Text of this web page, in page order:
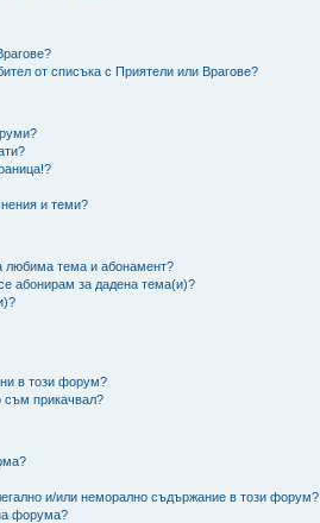
от списъка с Приятели или Врагове?
и теми?
любима тема и абонамент?
абонирам за дадена тема(и)?
в този форум?
съм прикачвал?
и/или неморално съдържание в този форум?
форума?